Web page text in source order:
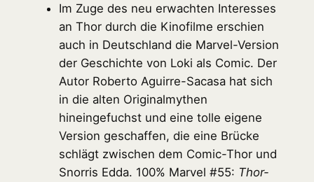
Im Zuge des neu erwachten Interesses
an Thor durch die Kinofilme erschien
auch in Deutschland die Marvel-Version
der Geschichte von Loki als Comic. Der
Autor Roberto Aguirre-Sacasa hat sich
in die alten Originalmythen
hineingefuchst und eine tolle eigene
Version geschaffen, die eine Brücke
schlägt zwischen dem Comic-Thor und
Snorris Edda. 100% Marvel #55: Thor-